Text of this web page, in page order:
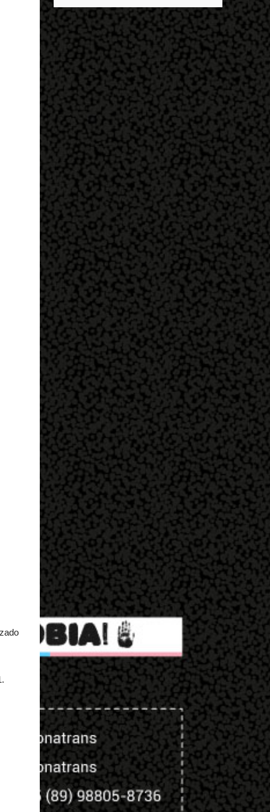
entrar no exército’… Essas coisas me fizeram
entrar no exército. Eu disse; ‘vou mostrar
par...
destaques é seu status de relacionamento
amoroso. Em maio deste ano, Mbappé foi
visto pela primeira vez ao lado de Inès Rau .
A modelo trans, então, passou a ser
apontada como namorada do atleta. No
entanto, os dois nunca confirmaram que a
relação existe. Quem é Inès Rau? Inès Rau é
uma modelo de descendência argelina
nascida em Paris, França. Ela ficou famosa
ao se tornar a primeira playmate trans da
Playboy , em novembro de 2017. Ela realizou
uma cirurgia de redesignação sexual aos 18
anos, mas sua identidade transgênero só se
tornou publica quando ela posou na revista
e lançou sua biografia 'Femme' , publicada
em 2018. "Eu vivi muito tempo sem falar
que era transgênero, Eu namorei muito e
quase esqueci. Eu ti...